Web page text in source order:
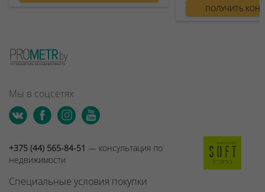
ПОЛУЧИТЬ
Мы в соцсетях
+375 (44) 565-84-51 — консультация по
недвижимости
Специальные условия покупки